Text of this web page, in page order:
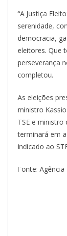
“A Justiça
serenidade,
democracia,
eleitores. Que
perseverança
completou.
As eleições
ministro
TSE e ministro
terminará em
indicado ao
Fonte: Agência